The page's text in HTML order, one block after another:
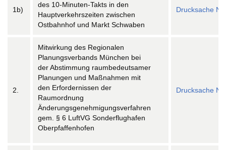
1b)
des 10-Minuten-Takts in den
Hauptverkehrszeiten zwischen
Ostbahnhof und Markt Schwaben
Drucksache
2.
Mitwirkung des Regionalen
Planungsverbands München bei
der Abstimmung raumbedeutsamer
Planungen und Maßnahmen mit
den Erfordernissen der
Raumordnung
Änderungsgenehmigungsverfahren
gem. § 6 LuftVG Sonderflughafen
Oberpfaffenhofen
Drucksache